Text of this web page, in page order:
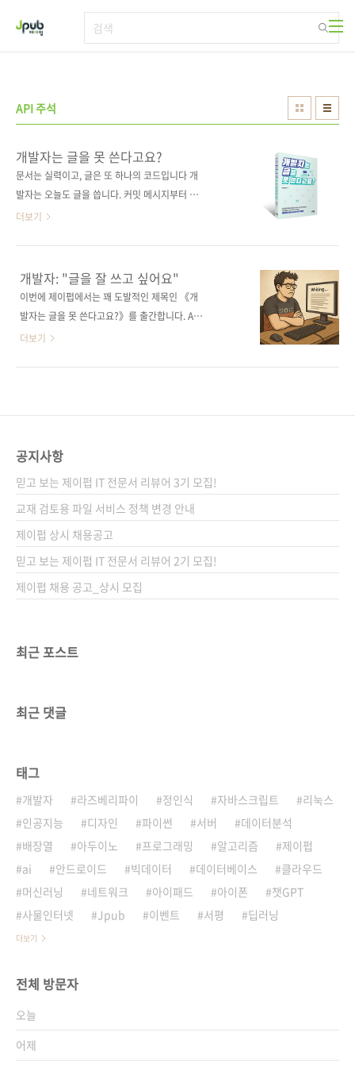
API 주석
개발자는 글을 못 쓴다고요?
문서는 실력이고, 글은 또 하나의 코드입니다 개
발자는 오늘도 글을 씁니다. 커밋 메시지부터 리
드미, 릴리스 노트, 기술 블로그까지 일의 많은
주석, 예제 코드, 시작하기 문서처럼 자주 마주치
는 글쓰기부터 정확하고 간결한 기술 문서 작성
법, 이메일과 메시지, ChatGPT 활용 팁까지 실
면 문서가 되고 문서는 곧 실력이 됩니다. 글 앞
에서 자주 멈칫하는 개발자에게 이 책이 글쓰기
더보기
개발자: "글을 잘 쓰고 싶어요"
이번에 제이펍에서는 꽤 도발적인 제목인 《개
발자는 글을 못 쓴다고요?》를 출간합니다. AI가
코드를 짜주고, 자료조사를 해주고, 글을 써주는
위해서도, 동료에게 제대로 설명하기 위해서도
의 글쓰기’라는 주제로 책을 기획한 건
ChatGPT가 막 사람들 입에 오르내리기 시작하
던 시점이었습니다. 그만큼 꽤 긴 준비 기간을 거
쳤고, 저자 두 분과도 수많은 피드백을 주고받으
며 공들여 만들었습니다. 출간을 앞두고 ‘지..
더보기
공지사항
믿고 보는 제이펍 IT 전문서 리뷰어 3기 모집!
교재 검토용 파일 서비스 정책 변경 안내
제이펍 상시 채용공고
믿고 보는 제이펍 IT 전문서 리뷰어 2기 모집!
제이펍 채용 공고_상시 모집
최근 포스트
최근 댓글
태그
개발자 라즈베리파이 정인식 자바스크립트
리눅스
인공지능
디자인 파이썬 서버
데이터분석
배장열
아두이노 프로그래밍 알고리즘
제이펍
ai
안드로이드 빅데이터 데이터베이스
클라우드
머신러닝
네트워크 아이패드 아이폰
챗GPT
사물인터넷
Jpub 이벤트 서평 딥러닝
더보기
전체 방문자
오늘
어제